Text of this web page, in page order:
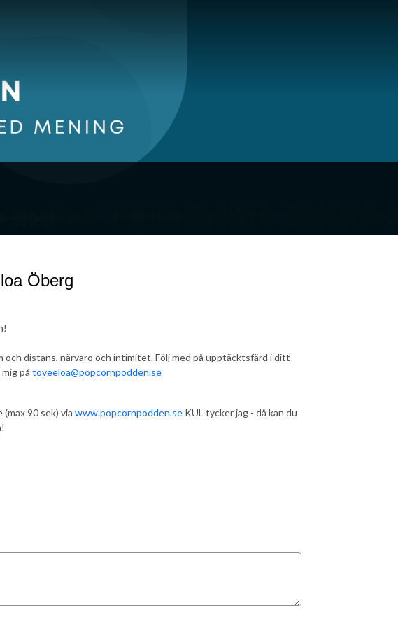
Öberg
och distans, närvaro och intimitet. Följ med på upptäcktsfärd i ditt
på toveeloa@popcornpodden.se
90 sek) via www.popcornpodden.se KUL tycker jag - då kan du